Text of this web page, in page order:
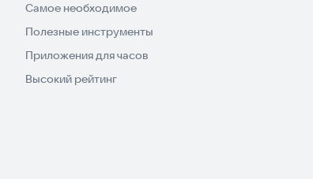
Самое необходимое
Полезные инструменты
Приложения для часов
Высокий рейтинг